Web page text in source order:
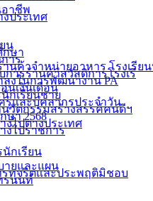
อาชีพ
ประเทศ
น
กษา
าร
นค้าจำหน่ายอาหาร โรงเรีย
ารร้านค้าสวัสดิการโรงเรี
ลงในการพัฒนางาน PA
นเงินเดือน
กเรียนชาย
รูและบุคลากรประจำวัน
วัตกรรมสร้างสรรค์คนดีฯ
ษา 2568
ไปต่างประเทศ
งไปราชการ
กเรียน
ยและแผน
รทุจริตและประพฤติมิชอบ
รนนท์